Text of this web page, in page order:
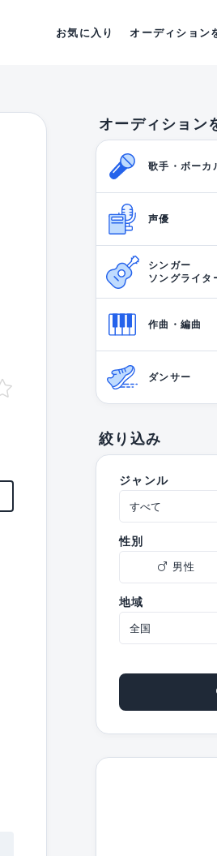
お気に入り オーディション
オーディション
歌手・ボーカ
声優
シンガー
ソングライタ
作曲・編曲
ダンサー
絞り込み
ジャンル
性別
男性
地域